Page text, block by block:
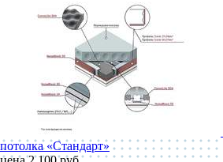
потолка «Стандарт»